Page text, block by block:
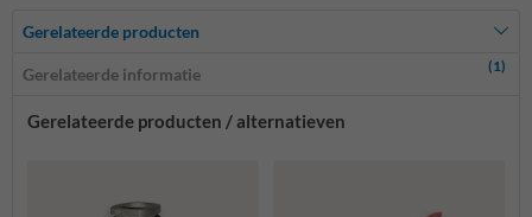
Gerelateerde producten
Gerelateerde informatie (1)
Gerelateerde producten / alternatieven